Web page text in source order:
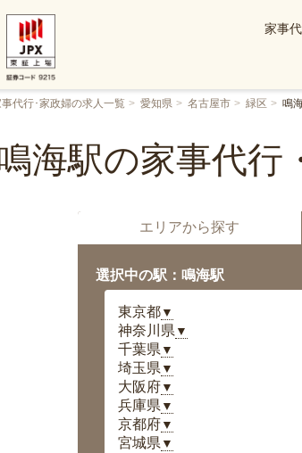
家事
代行･家政婦の求人一覧 愛知県 名古屋市 緑区 鳴
海駅の家事代行
エリアから探す
選択中の駅：鳴海駅
東京都▼
神奈川県 ▼
千葉県 ▼
埼玉県 ▼
大阪府▼
兵庫県 ▼
京都府▼
宮城県 ▼